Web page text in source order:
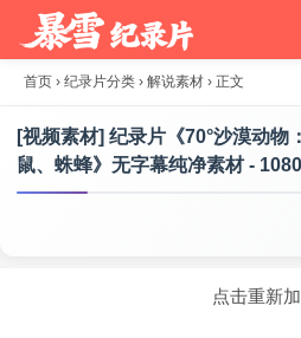
首页 › 纪录片分类 › 解说素材 › 正文
[视频素材] 纪录片《70°沙漠动物
鼠、蛛蜂》无字幕纯净素材 -
点击重新